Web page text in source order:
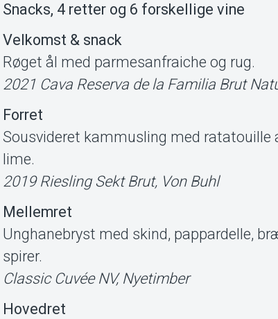
Snacks, 4 retter og 6 forskellige vine
Velkomst & snack
Røget ål med parmesanfraiche og rug.
2021 Cava Reserva de la Familia Brut
Forret
Sousvideret kammusling med
lime.
2019 Riesling Sekt Brut, Von Buhl
Mellemret
Unghanebryst med skind, pappardelle,
spirer.
Classic Cuvée NV, Nyetimber
Hovedret